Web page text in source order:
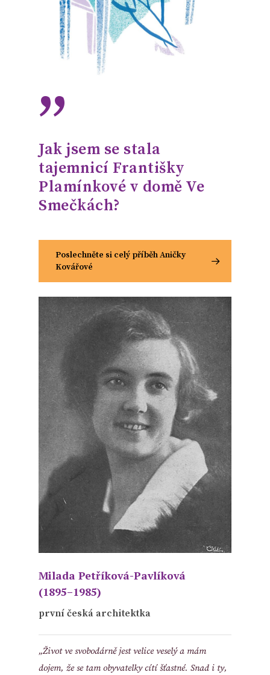
”
Jak jsem se stala
tajemnicí Františky
Plamínkové v domě Ve
Smečkách?
Poslechněte si celý příběh Aničky
Kovářové
Milada Petříková-Pavlíková
(1895–1985)
první česká architektka
„Život ve svobodárně jest velice veselý a mám
dojem, že se tam obyvatelky cítí šťastné. Snad i ty,